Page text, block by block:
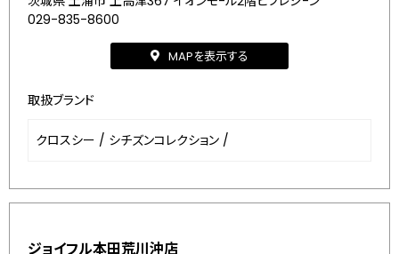
029-835-8600
MAPを表示する
取扱ブランド
クロスシー / シチズンコレクション /
ジョイフル本田荒川沖店